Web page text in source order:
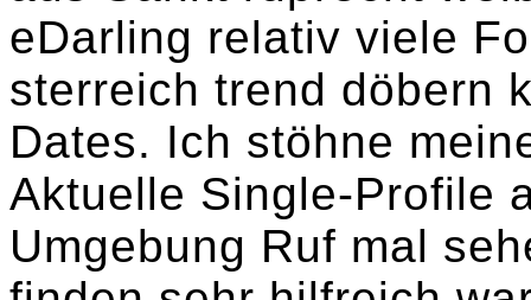
eDarling relativ viele
sterreich trend döbern
Dates. Ich stöhne
Aktuelle Single-Profile
Umgebung Ruf mal